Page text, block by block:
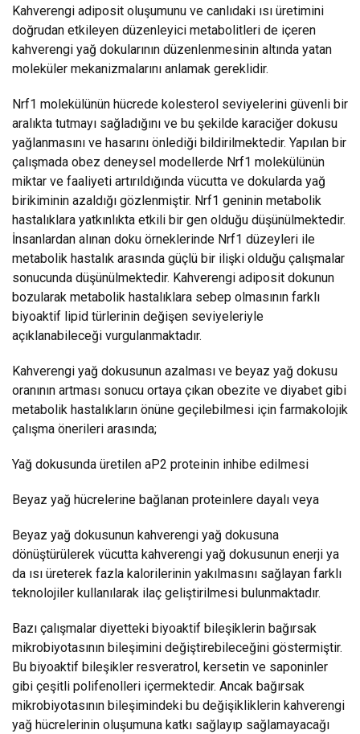
Kahverengi adiposit oluşumunu ve canlıdaki ısı üretimini
doğrudan etkileyen düzenleyici metabolitleri de içeren
kahverengi yağ dokularının düzenlenmesinin altında yatan
moleküler mekanizmalarını anlamak gereklidir.
Nrf1 molekülünün hücrede kolesterol seviyelerini güvenli bir
aralıkta tutmayı sağladığını ve bu şekilde karaciğer dokusu
yağlanmasını ve hasarını önlediği bildirilmektedir. Yapılan bir
çalışmada obez deneysel modellerde Nrf1 molekülünün
miktar ve faaliyeti artırıldığında vücutta ve dokularda yağ
birikiminin azaldığı gözlenmiştir. Nrf1 geninin metabolik
hastalıklara yatkınlıkta etkili bir gen olduğu düşünülmektedir.
İnsanlardan alınan doku örneklerinde Nrf1 düzeyleri ile
metabolik hastalık arasında güçlü bir ilişki olduğu çalışmalar
sonucunda düşünülmektedir. Kahverengi adiposit dokunun
bozularak metabolik hastalıklara sebep olmasının farklı
biyoaktif lipid türlerinin değişen seviyeleriyle
açıklanabileceği vurgulanmaktadır.
Kahverengi yağ dokusunun azalması ve beyaz yağ dokusu
oranının artması sonucu ortaya çıkan obezite ve diyabet gibi
metabolik hastalıkların önüne geçilebilmesi için farmakolojik
çalışma önerileri arasında;
Yağ dokusunda üretilen aP2 proteinin inhibe edilmesi
Beyaz yağ hücrelerine bağlanan proteinlere dayalı veya
Beyaz yağ dokusunun kahverengi yağ dokusuna
dönüştürülerek vücutta kahverengi yağ dokusunun enerji ya
da ısı üreterek fazla kalorilerinin yakılmasını sağlayan farklı
teknolojiler kullanılarak ilaç geliştirilmesi bulunmaktadır.
Bazı çalışmalar diyetteki biyoaktif bileşiklerin bağırsak
mikrobiyotasının bileşimini değiştirebileceğini göstermiştir.
Bu biyoaktif bileşikler resveratrol, kersetin ve saponinler
gibi çeşitli polifenolleri içermektedir. Ancak bağırsak
mikrobiyotasının bileşimindeki bu değişikliklerin kahverengi
yağ hücrelerinin oluşumuna katkı sağlayıp sağlamayacağı